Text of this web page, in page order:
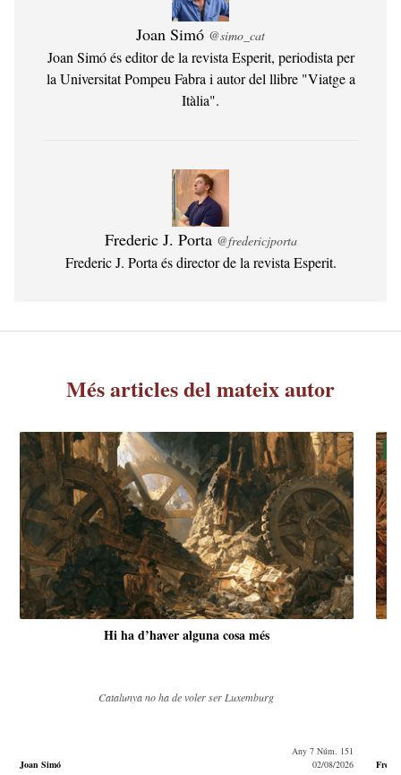
Joan Simó @simo_cat
Joan Simó és editor de la revista Esperit, periodista per
la Universitat Pompeu Fabra i autor del llibre "Viatge a
Itàlia".
Frederic J. Porta @fredericjporta
Frederic J. Porta és director de la revista Esperit.
Més articles del mateix autor
Hi ha d’haver alguna cosa més
Catalunya no ha de voler ser Luxemburg
Daga
Frederic J. Porta